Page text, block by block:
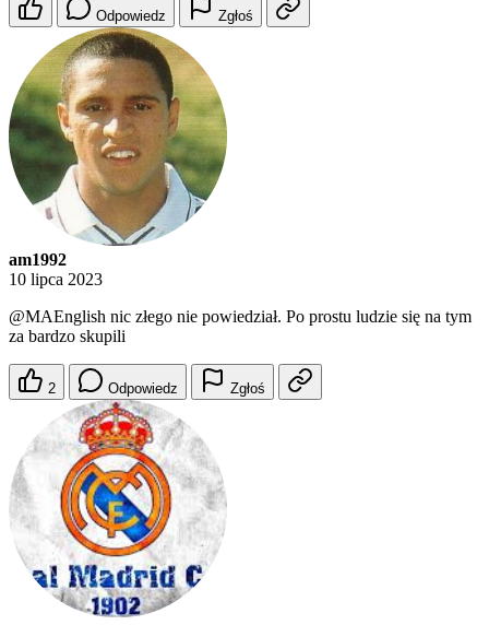
Odpowiedz Zgłoś
am1992
10 lipca 2023
@MAEnglish nic złego nie powiedział. Po prostu ludzie się na tym
za bardzo skupili
2 Odpowiedz Zgłoś